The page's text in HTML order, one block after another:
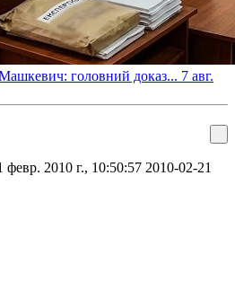
головний доказ... 7 авг.
февр. 2010 г., 10:50:57 2010-02-21